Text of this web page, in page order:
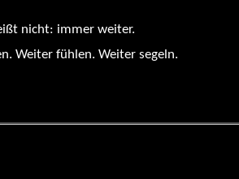
nicht: immer weiter.
Weiter fühlen. Weiter segeln.